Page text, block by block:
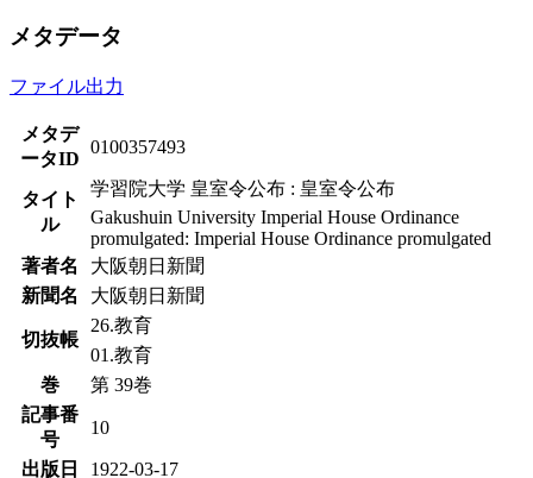
メタデータ
ファイル出力
メタデ
ータID
0100357493
タイト
ル
学習院大学 皇室令公布 : 皇室令公布
Gakushuin University Imperial House Ordinance
promulgated: Imperial House Ordinance promulgated
著者名
大阪朝日新聞
新聞名
大阪朝日新聞
切抜帳
26.教育
01.教育
巻
第 39巻
記事番
号
10
出版日 1922-03-17